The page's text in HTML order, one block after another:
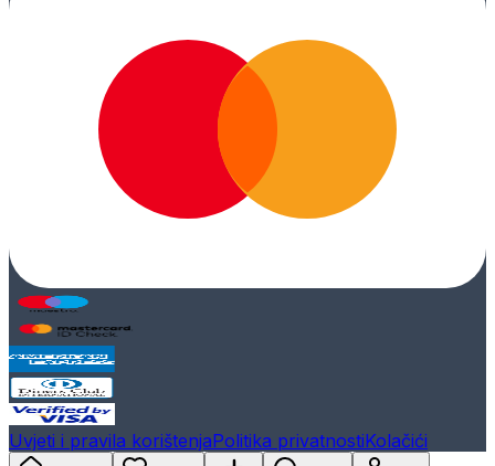
Uvjeti i pravila korištenjaPolitika privatnostiKolačići